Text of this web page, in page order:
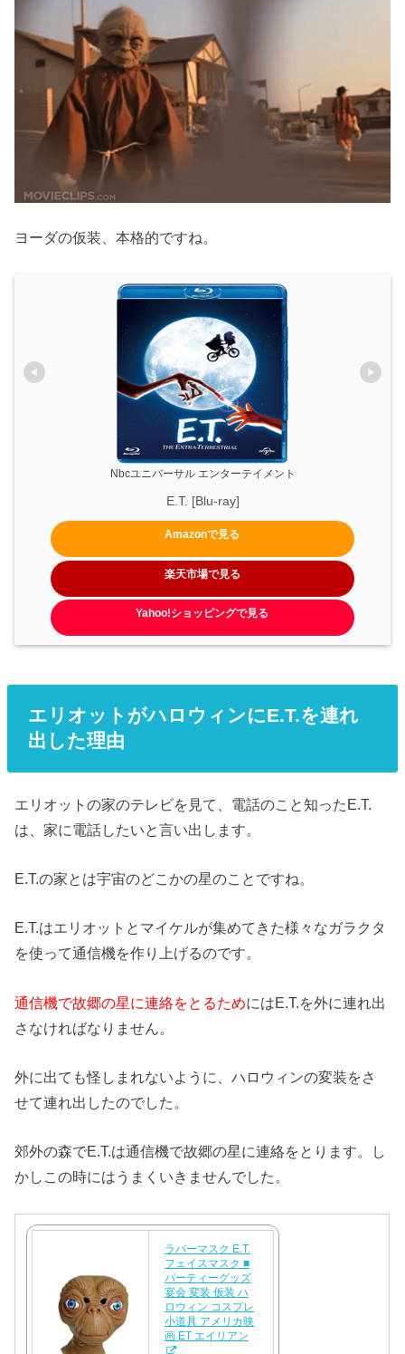
ヨーダの仮装、本格的ですね。
Nbcユニバーサル エンターテイメント
E.T. [Blu-ray]
Amazonで見る
楽天市場で見る
Yahoo!ショッピングで見る
エリオットがハロウィンにE.T.を連れ
出した理由
エリオットの家のテレビを見て、電話のこと知ったE.T.
は、家に電話したいと言い出します。
E.T.の家とは宇宙のどこかの星のことですね。
E.T.はエリオットとマイケルが集めてきた様々なガラクタ
を使って通信機を作り上げるのです。
通信機で故郷の星に連絡をとるためにはE.T.を外に連れ出
さなければなりません。
外に出ても怪しまれないように、ハロウィンの変装をさ
せて連れ出したのでした。
郊外の森でE.T.は通信機で故郷の星に連絡をとります。し
かしこの時にはうまくいきませんでした。
ラバーマスク E.T.
フェイスマスク ■
パーティーグッズ
宴会 変装 仮装 ハ
ロウィン コスプレ
小道具 アメリカ映
画 ET エイリアン